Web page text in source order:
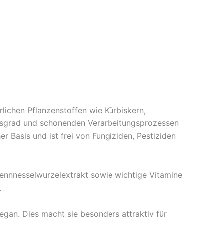
Pflanzenstoffen wie Kürbiskern,
und schonenden Verarbeitungsprozessen
Basis und ist frei von Fungiziden, Pestiziden
sowie wichtige Vitamine
Dies macht sie besonders attraktiv für